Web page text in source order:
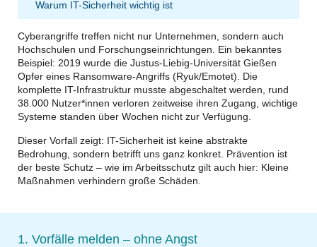
Warum IT-Sicherheit wichtig ist
Cyberangriffe treffen nicht nur Unternehmen, sondern auch
Hochschulen und Forschungseinrichtungen. Ein bekanntes
Beispiel: 2019 wurde die Justus-Liebig-Universität Gießen
Opfer eines Ransomware-Angriffs (Ryuk/Emotet). Die
komplette IT-Infrastruktur musste abgeschaltet werden, rund
38.000 Nutzer*innen verloren zeitweise ihren Zugang, wichtige
Systeme standen über Wochen nicht zur Verfügung.
Dieser Vorfall zeigt: IT-Sicherheit ist keine abstrakte
Bedrohung, sondern betrifft uns ganz konkret. Prävention ist
der beste Schutz – wie im Arbeitsschutz gilt auch hier: Kleine
Maßnahmen verhindern große Schäden.
1. Vorfälle melden – ohne Angst